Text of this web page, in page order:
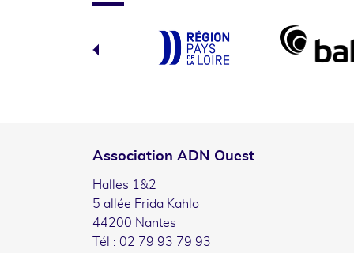
Association ADN Ouest
Halles 1&2
5 allée Frida Kahlo
44200 Nantes
Tél : 02 79 93 79 93